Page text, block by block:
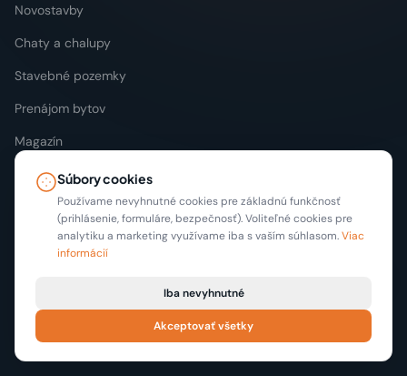
Novostavby
Chaty a chalupy
Stavebné pozemky
Prenájom bytov
Magazín
REGIÓNY
Bratislava
Žilina
Súbory cookies
Používame nevyhnutné cookies pre základnú funkčnosť
(prihlásenie, formuláre, bezpečnosť). Voliteľné cookies pre
analytiku a marketing využívame iba s vaším súhlasom.Viac
informácií
Iba nevyhnutné
Akceptovať všetky